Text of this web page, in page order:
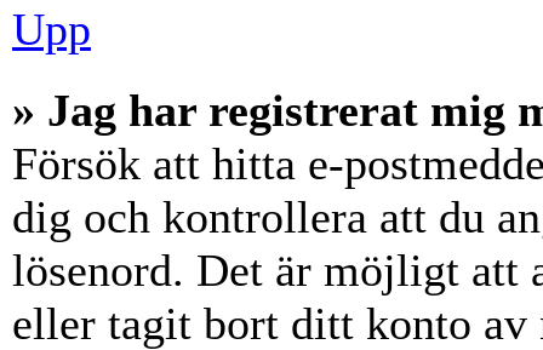
Upp
» Jag har registrerat mig
Försök att hitta e-
dig och kontrollera att du
lösenord. Det är möjligt att
eller tagit bort ditt konto av